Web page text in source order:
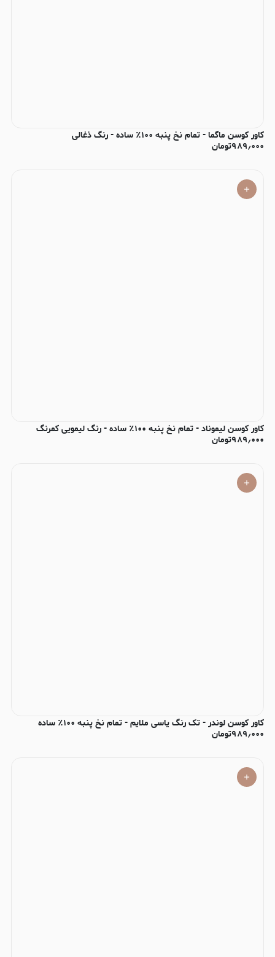
کاور کوسن ماگما - تمام نخ پنبه ۱۰۰٪ ساده - رنگ ذغالی
۹۸۹٫۰۰۰تومان
کاور کوسن لیموناد - تمام نخ پنبه ۱۰۰٪ ساده - رنگ لیمویی کمرنگ
۹۸۹٫۰۰۰تومان
کاور کوسن لوندر - تک رنگ یاسی ملایم - تمام نخ پنبه ۱۰۰٪ ساده
۹۸۹٫۰۰۰تومان